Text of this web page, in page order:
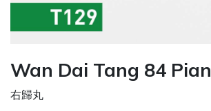
Wan Dai Tang 84 Pian
右歸丸